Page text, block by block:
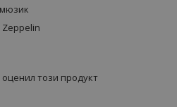
Zeppelin
този продукт